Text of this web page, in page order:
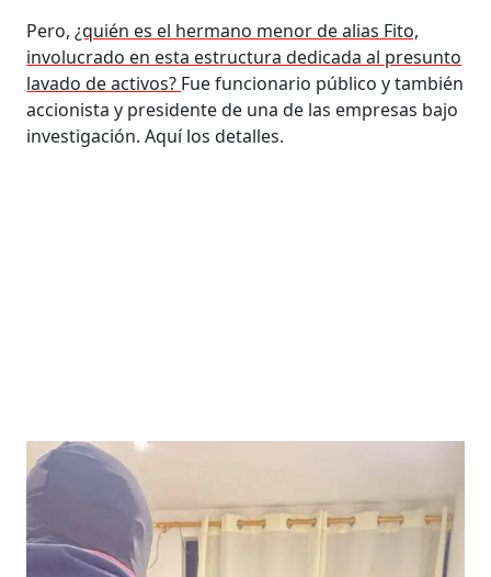
Pero,¿quién es el hermano menor de alias Fito,
involucrado en esta estructura dedicada al presunto
lavado de activos? Fue funcionario público y también
accionista y presidente de una de las empresas bajo
investigación. Aquí los detalles.